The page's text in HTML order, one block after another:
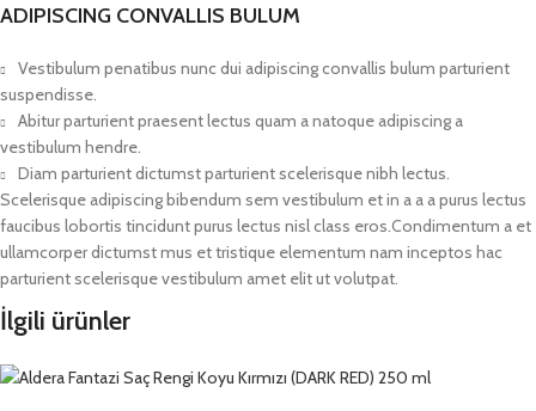
ADIPISCING CONVALLIS BULUM
Vestibulum penatibus nunc dui adipiscing convallis bulum parturient
suspendisse.
Abitur parturient praesent lectus quam a natoque adipiscing a
vestibulum hendre.
Diam parturient dictumst parturient scelerisque nibh lectus.
Scelerisque adipiscing bibendum sem vestibulum et in a a a purus lectus
faucibus lobortis tincidunt purus lectus nisl class eros.Condimentum a et
ullamcorper dictumst mus et tristique elementum nam inceptos hac
parturient scelerisque vestibulum amet elit ut volutpat.
İlgili ürünler